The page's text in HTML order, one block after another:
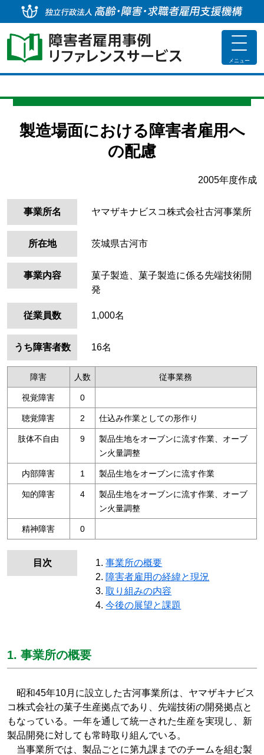
toggle
メニュー
製造場面における障害者雇用へ
の配慮
2005年度作成
事業所名 ヤマザキナビスコ株式会社古河事業所
所在地 茨城県古河市
事業内容
菓子製造、菓子製造に係る先端技術開
発
従業員数 1,000名
うち障害者数 16名
障害 人数 従事業務
視覚障害 0
聴覚障害 2 仕込み作業としての形作り
肢体不自由 9
製品生地をオーブンに流す作業、オーブ
ン火量調整
内部障害 1 製品生地をオーブンに流す作業
知的障害 4
製品生地をオーブンに流す作業、オーブ
ン火量調整
精神障害 0
目次
事業所の概要
障害者雇用の経緯と現況
取り組みの内容
今後の展望と課題
1. 事業所の概要
昭和45年10月に設立した古河事業所は、ヤマザキナビス
コ株式会社の菓子生産拠点であり、先端技術の開発拠点と
もなっている。一年を通して統一された生産を実現し、新
製品開発に対しても常時取り組んでいる。
当事業所では、製品ごとに第九課までのチームを組む製